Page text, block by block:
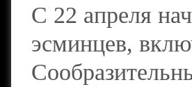
С 22 апреля
эсминцев,